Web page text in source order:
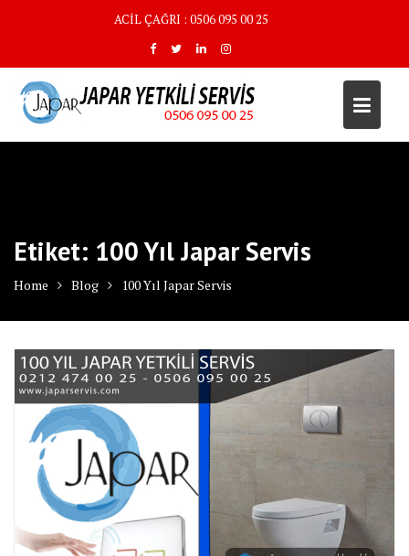
ACİL ÇAĞRI : 0506 095 00 25
Etiket: 100 Yıl Japar Servis
Home Blog 100 Yıl Japar Servis